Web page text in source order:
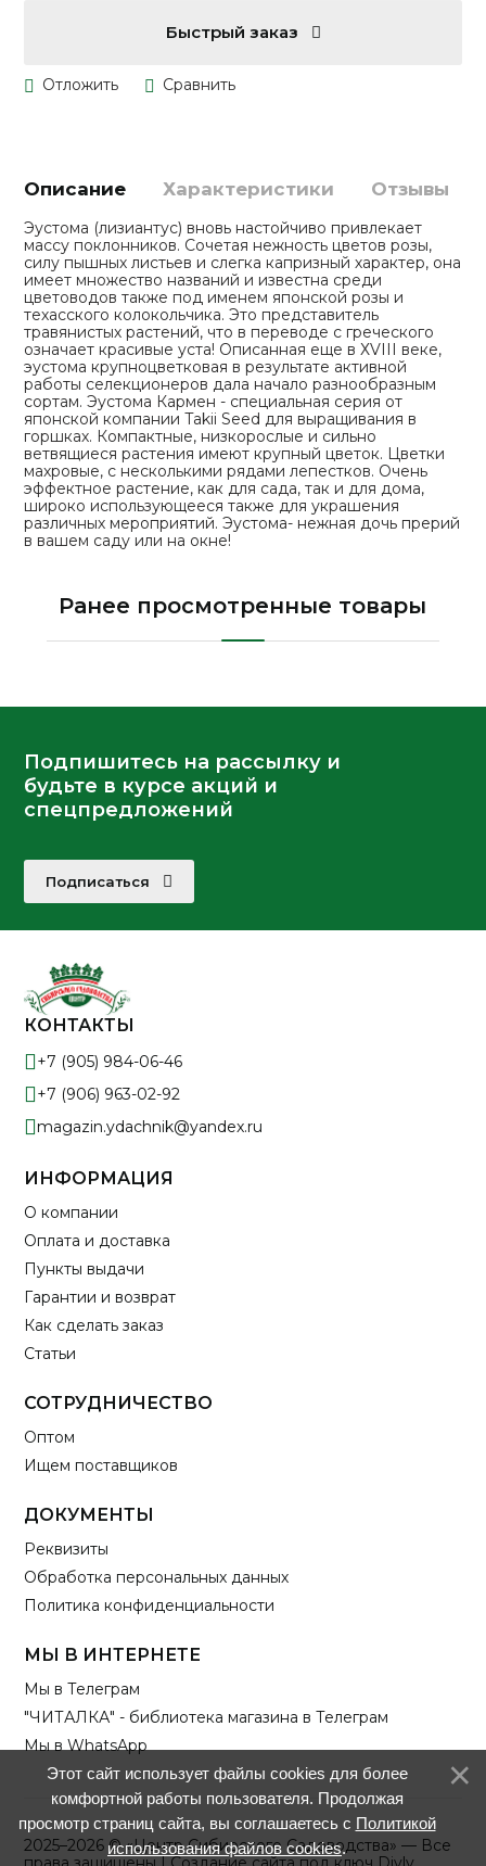
Быстрый заказ
Описание Характеристики Отзывы
Эустома (лизиантус) вновь настойчиво привлекает
массу поклонников. Сочетая нежность цветов розы,
силу пышных листьев и слегка капризный характер, она
имеет множество названий и известна среди
цветоводов также под именем японской розы и
техасского колокольчика. Это представитель
травянистых растений, что в переводе с греческого
означает красивые уста! Описанная еще в ХVIII веке,
эустома крупноцветковая в результате активной
работы селекционеров дала начало разнообразным
сортам. Эустома Кармен - специальная серия от
японской компании Takii Seed для выращивания в
горшках. Компактные, низкорослые и сильно
ветвящиеся растения имеют крупный цветок. Цветки
махровые, с несколькими рядами лепестков. Очень
эффектное растение, как для сада, так и для дома,
широко использующееся также для украшения
различных мероприятий. Эустома- нежная дочь прерий
в вашем саду или на окне!
Ранее просмотренные товары
Подпишитесь на рассылку и
будьте в курсе акций и
спецпредложений
Подписаться
КОНТАКТЫ
+7 (905) 984-06-46
+7 (906) 963-02-92
magazin.ydachnik@yandex.ru
ИНФОРМАЦИЯ
О компании
Оплата и доставка
Пункты выдачи
Гарантии и возврат
Как сделать заказ
Статьи
СОТРУДНИЧЕСТВО
Оптом
Ищем поставщиков
ДОКУМЕНТЫ
Реквизиты
Обработка персональных данных
Политика конфиденциальности
МЫ В ИНТЕРНЕТЕ
Мы в Телеграм
"ЧИТАЛКА" - библиотека магазина в Телеграм
Мы в WhatsApp
2025–2026 © «Центр Сибирского Садоводства» — Все
Этот сайт использует файлы cookies для более
комфортной работы пользователя. Продолжая
просмотр страниц сайта, вы соглашаетесь с Политикой
использования файлов cookies.